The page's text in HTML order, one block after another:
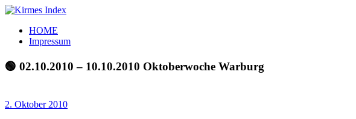
Zum
springen
Kirmes
Index
Tourpläne
der
letzten
HOME
Impressum
🟢 02.10.2010 – 10.10.2010 Oktoberwoche Warburg
2. Oktober 2010